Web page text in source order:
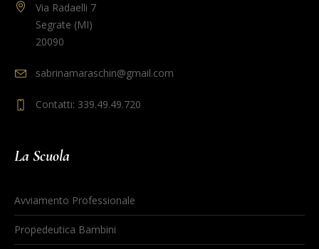
Via Radaelli 7
Segrate (MI)
20090
sabrinamaraschin@gmail.com
Contatti: 339.49.49.720
La Scuola
Avviamento Professionale
Propedeutica Bambini